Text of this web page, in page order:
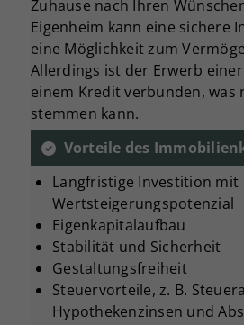
Zuhause nach Ihren
Eigenheim kann eine sichere
eine Möglichkeit zum
Allerdings ist der Erwerb
einem Kredit verbunden, was
stemmen kann.
Vorteile des
Langfristige Investition mit
Wertsteigerungspotenzial
Eigenkapitalaufbau
Stabilität und Sicherheit
Gestaltungsfreiheit
Steuervorteile, z. B.
Hypothekenzinsen und